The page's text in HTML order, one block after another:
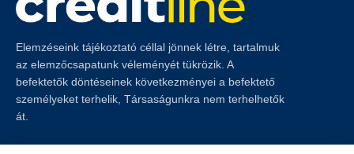
Elemzéseink tájékoztató céllal jönnek létre, tartalmuk
az elemzőcsapatunk véleményét tükrözik. A
befektetők döntéseinek következményei a befektető
személyeket terhelik, Társaságunkra nem terhelhetők
át.